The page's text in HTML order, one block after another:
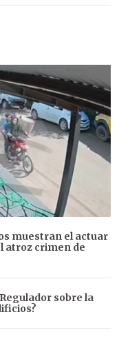
muestran el actuar
atroz crimen de
sobre la